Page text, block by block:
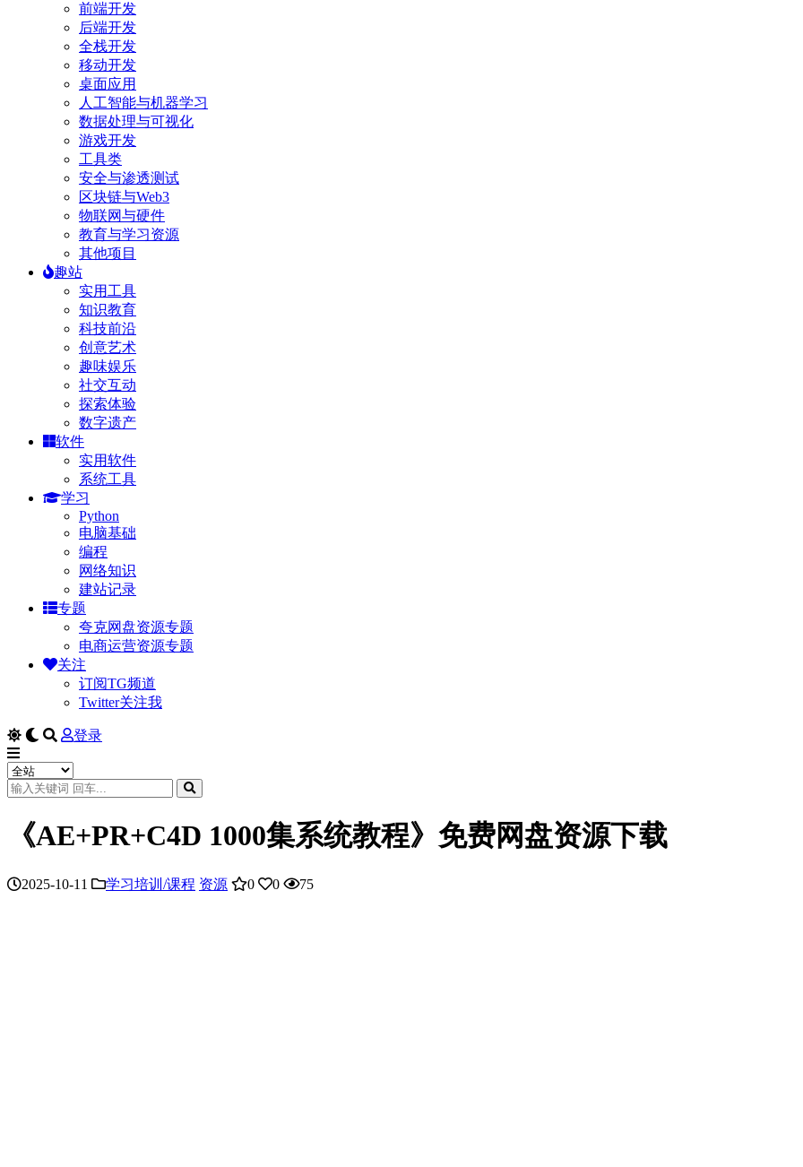
前端开发
后端开发
全栈开发
移动开发
桌面应用
人工智能与机器学习
数据处理与可视化
游戏开发
工具类
安全与渗透测试
区块链与Web3
物联网与硬件
教育与学习资源
其他项目
趣站
实用工具
知识教育
科技前沿
创意艺术
趣味娱乐
社交互动
探索体验
数字遗产
软件
实用软件
系统工具
学习
Python
电脑基础
编程
网络知识
建站记录
专题
夸克网盘资源专题
电商运营资源专题
关注
订阅TG频道
Twitter关注我
登录
《AE+PR+C4D 1000集系统教程》免费网盘资源下载
2025-10-11 学习培训/课程 资源 0 0 75